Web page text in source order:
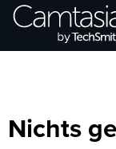
Direkt
zumBrowse
Nichts